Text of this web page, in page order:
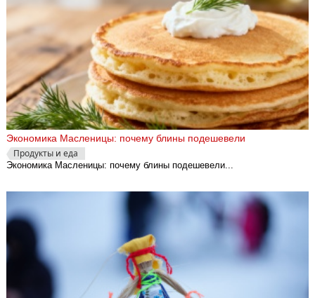
Экономика Масленицы: почему блины подешевели
Продукты и еда
Экономика Масленицы: почему блины подешевели...